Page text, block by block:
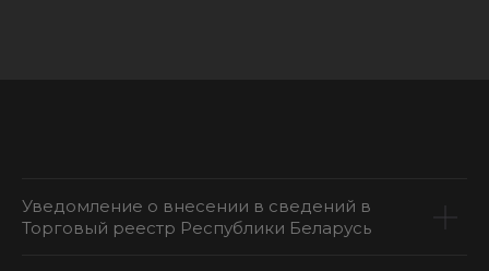
Уведомление о внесении в сведений в
Торговый реестр Республики Беларусь